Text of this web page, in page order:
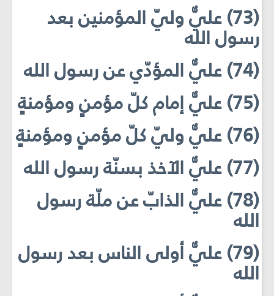
(73) عليٌّ وليّ المؤمنين بعد
رسول الله
(74) عليٌّ المؤدّي عن رسول الله
(75) عليٌّ إمام كلّ مؤمنٍ ومؤمنةٍ
(76) عليٌّ وليّ كلّ مؤمنٍ ومؤمنةٍ
(77) عليٌّ الآخذ بسنّة رسول الله
(78) عليٌّ الذابّ عن ملّة رسول
الله
(79) عليٌّ أولى الناس بعد رسول
الله